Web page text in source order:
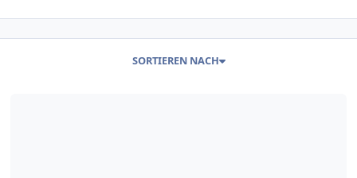
SORTIEREN NACH